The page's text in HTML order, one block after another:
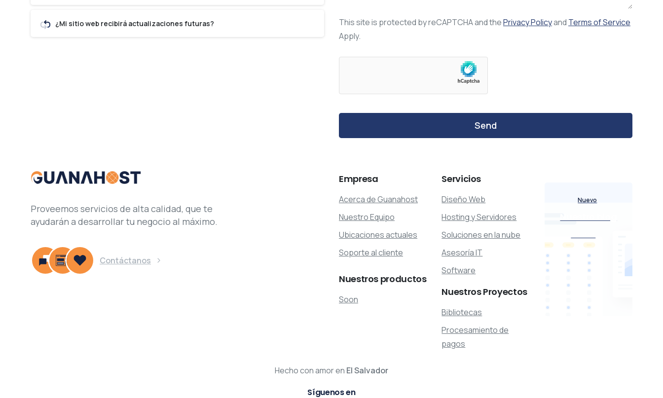
¿Mi sitio web recibirá actualizaciones futuras? This site is protected by reCAPTCHA and thePrivacy Policyand Terms of Service
Apply.
Proveemos servicios de alta calidad, que te
ayudarán a desarrollar tu negocio al máximo.
Contáctanos
Empresa
Acerca de Guanahost
Nuestro Equipo
Ubicaciones actuales
Soporte al cliente
Nuestros productos
Soon
Servicios
Diseño Web
Hosting y Servidores
Soluciones en la nube
Asesoría IT
Software
NuestrosProyectos
Bibliotecas
Procesamiento de
pagos
Nuevo
Hecho con amor en El Salvador
Síguenos en